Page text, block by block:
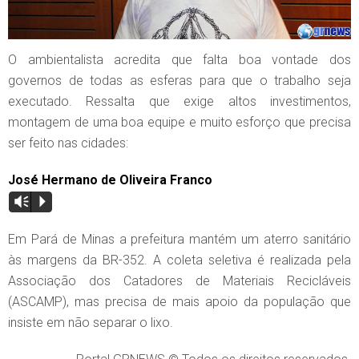
O ambientalista acredita que falta boa vontade dos
governos de todas as esferas para que o trabalho seja
executado. Ressalta que exige altos investimentos,
montagem de uma boa equipe e muito esforço que precisa
ser feito nas cidades:
José Hermano de Oliveira Franco
Vm P
Em Pará de Minas a prefeitura mantém um aterro sanitário
às margens da BR-352. A coleta seletiva é realizada pela
Associação dos Catadores de Materiais Recicláveis
(ASCAMP), mas precisa de mais apoio da população que
insiste em não separar o lixo.